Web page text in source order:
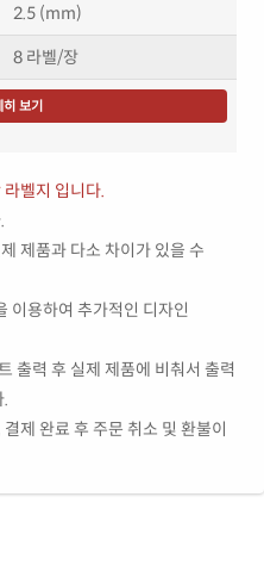
2.5 (mm)
8 라벨/장
보기
벨지 입니다.
제품과 다소 차이가 있을 수
이용하여 추가적인 디자인
출력 후 실제 제품에 비춰서 출력
제 완료 후 주문 취소 및 환불이